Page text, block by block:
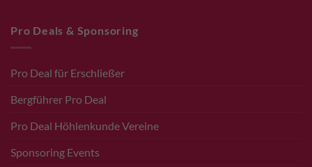
Pro Deals & Sponsoring
Pro Deal für Erschließer
Bergführer Pro Deal
Pro Deal Höhlenkunde Vereine
Sponsoring Events